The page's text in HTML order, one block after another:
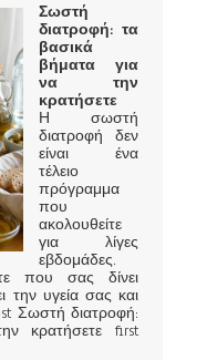
Σωστή
διατροφή: τα
βασικά
βήματα για
να την
κρατήσετε
Η σωστή
διατροφή δεν
είναι ένα
τέλειο
πρόγραμμα
που
ακολουθείτε
για λίγες
εβδομάδες.
που σας δίνει
την υγεία σας και
Σωστή διατροφή:
κρατήσετε first